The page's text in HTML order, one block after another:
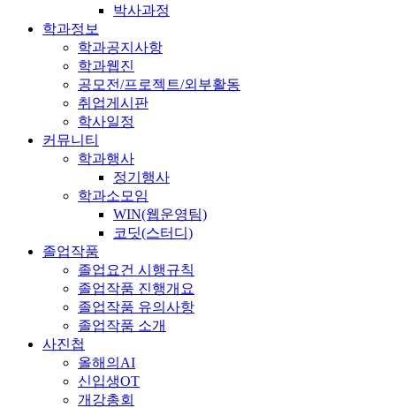
박사과정
학과정보
학과공지사항
학과웹진
공모전/프로젝트/외부활동
취업게시판
학사일정
커뮤니티
학과행사
정기행사
학과소모임
WIN(웹운영팀)
코딧(스터디)
졸업작품
졸업요건 시행규칙
졸업작품 진행개요
졸업작품 유의사항
졸업작품 소개
사진첩
올해의AI
신입생OT
개강총회